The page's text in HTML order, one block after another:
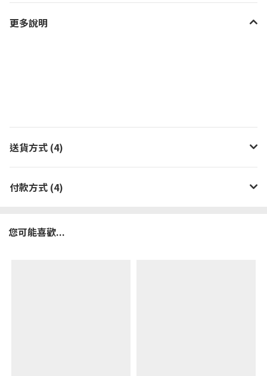
更多說明
送貨方式 (4)
付款方式 (4)
您可能喜歡...